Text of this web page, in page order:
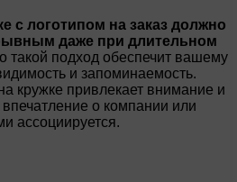
с логотипом на заказ должно
даже при длительном
такой подход обеспечит вашему
и запоминаемость.
кружке привлекает внимание и
о компании или
ассоциируется.